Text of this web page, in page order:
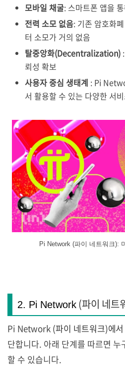
모바일 채굴: 스마트폰 앱을
전력 소모 없음: 기존 암호화
터 소모가 거의 없음
탈중앙화(Decentralization)
뢰성 확보
사용자 중심 생태계 : Pi
서 활용할 수 있는 다양한 서
Pi Network (파이 네트워크):
2. Pi Network (파이 네트
Pi Network (파이 네트워크)에서
단합니다. 아래 단계를 따르면
할 수 있습니다.